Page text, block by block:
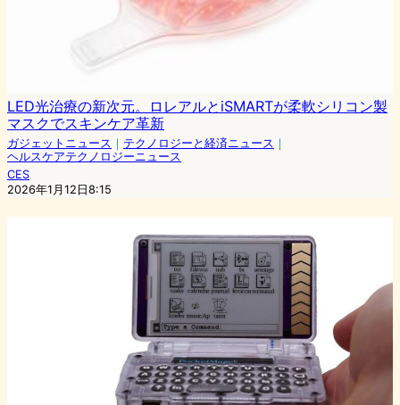
LED光治療の新次元。ロレアルとiSMARTが柔軟シリコン製
マスクでスキンケア革新
ガジェットニュース ｜ テクノロジーと経済ニュース ｜
ヘルスケアテクノロジーニュース
CES
2026年1月12日8:15